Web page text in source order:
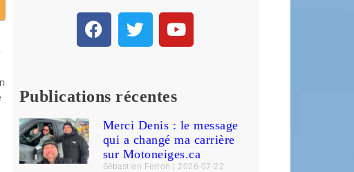
Publications récentes
Merci Denis : le message
qui a changé ma carrière
sur Motoneiges.ca
Sébastien Ferron 2026-07-22